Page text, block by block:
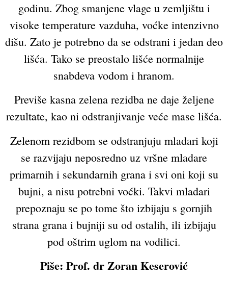
godinu. Zbog smanjene vlage u zemljištu i
visoke temperature vazduha, voćke intenzivno
dišu. Zato je potrebno da se odstrani i jedan deo
lišća. Tako se preostalo lišće normalnije
snabdeva vodom i hranom.
Previše kasna zelena rezidba ne daje željene
rezultate, kao ni odstranjivanje veće mase lišća.
Zelenom rezidbom se odstranjuju mladari koji
se razvijaju neposredno uz vršne mladare
primarnih i sekundarnih grana i svi oni koji su
bujni, a nisu potrebni voćki. Takvi mladari
prepoznaju se po tome što izbijaju s gornjih
strana grana i bujniji su od ostalih, ili izbijaju
pod oštrim uglom na vodilici.
Piše: Prof. dr Zoran Keserović